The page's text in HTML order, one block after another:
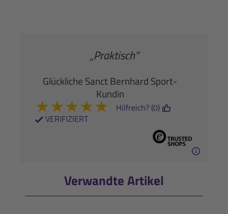
„Praktisch”
Glückliche Sanct Bernhard Sport-
Kundin
★★★★★
VERIFIZIERT
Hilfreich? (0)
Verwandte Artikel